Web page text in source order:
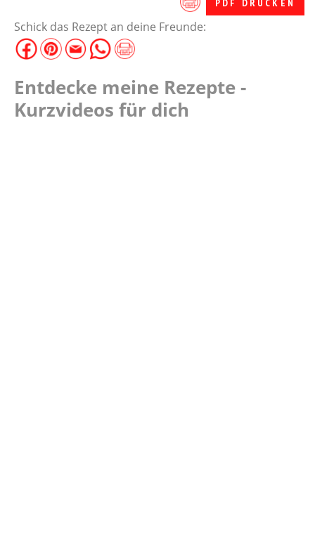
PDF DRUCKEN
Schick das Rezept an deine Freunde:
Entdecke meine Rezepte -
Kurzvideos für dich